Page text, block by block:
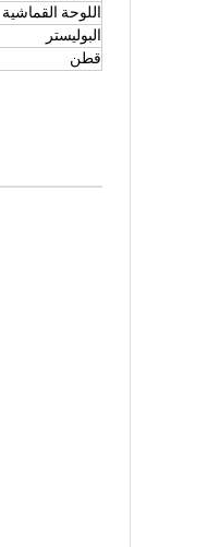
اللوحة القماشية
البوليستر
قطن